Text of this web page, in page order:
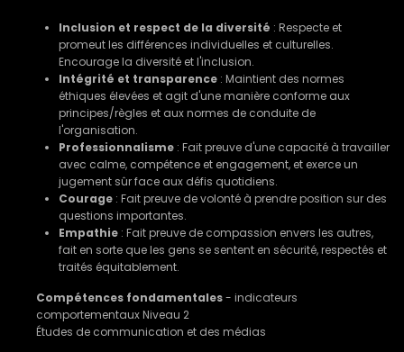
Inclusion et respect de la diversité : Respecte et
promeut les différences individuelles et culturelles.
Encourage la diversité et l'inclusion.
Intégrité et transparence : Maintient des normes
éthiques élevées et agit d'une manière conforme aux
principes/règles et aux normes de conduite de
l'organisation.
Professionnalisme : Fait preuve d'une capacité à travailler
avec calme, compétence et engagement, et exerce un
jugement sûr face aux défis quotidiens.
Courage : Fait preuve de volonté à prendre position sur des
questions importantes.
Empathie : Fait preuve de compassion envers les autres,
fait en sorte que les gens se sentent en sécurité, respectés et
traités équitablement.
Compétences fondamentales- indicateurs
comportementaux Niveau 2
Études de communication et des médias